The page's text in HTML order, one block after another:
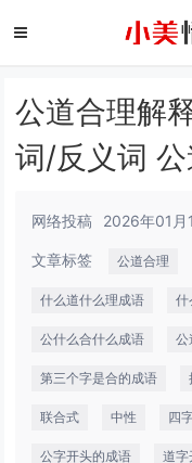
公道合理解
词/反义词
网络投稿 2026年01月
文章标签 公道合理
什么道什么理成语 什
公什么合什么成语 公
第三个字是合的成语
联合式 中性 四
公字开头的成语 道字